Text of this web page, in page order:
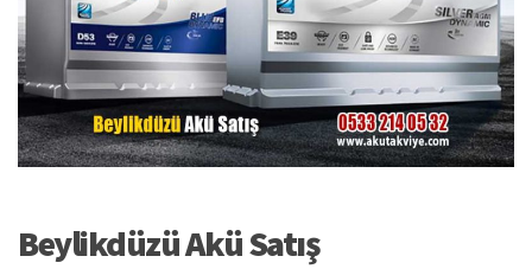
Beylikdüzü Akü Satış